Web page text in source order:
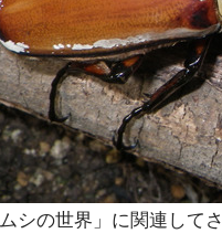
シの世界」に関連して